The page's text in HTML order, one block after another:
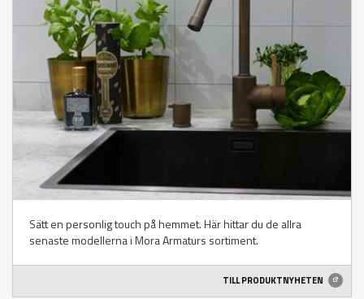
Sätt en personlig touch på hemmet. Här hittar du de allra
senaste modellerna i Mora Armaturs sortiment.
TILL PRODUKTNYHETEN